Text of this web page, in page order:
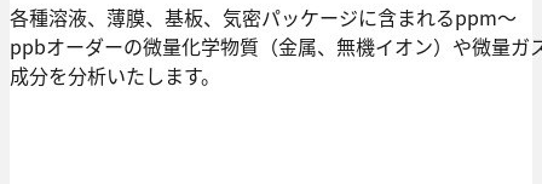
各種溶液、薄膜、基板、気密パッケージに含まれるppm～
ppbオーダーの微量化学物質（金属、無機イオン）や微量ガ
成分を分析いたします。